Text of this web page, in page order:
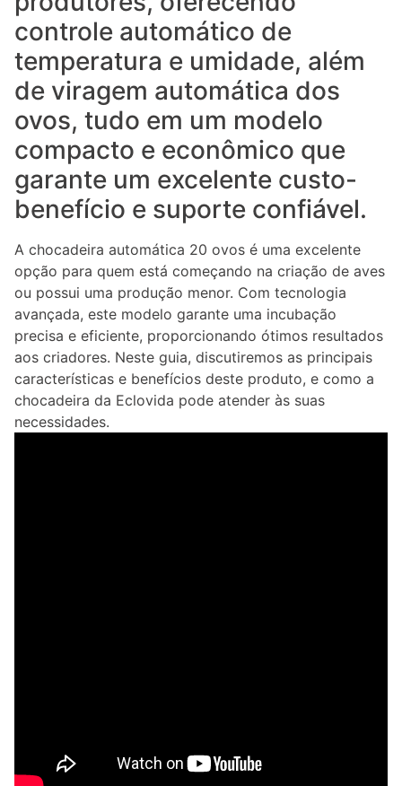
controle automático de
temperatura e umidade, além
de viragem automática dos
ovos, tudo em um modelo
compacto e econômico que
garante um excelente custo-
benefício e suporte confiável.
A chocadeira automática 20 ovos é uma excelente
opção para quem está começando na criação de aves
ou possui uma produção menor. Com tecnologia
avançada, este modelo garante uma incubação
precisa e eficiente, proporcionando ótimos resultados
aos criadores. Neste guia, discutiremos as principais
características e benefícios deste produto, e como a
chocadeira da Eclovida pode atender às suas
necessidades.